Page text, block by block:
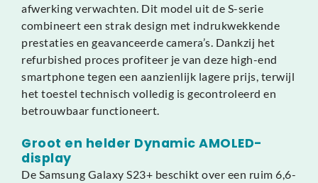
afwerking verwachten. Dit model uit de S-serie
combineert een strak design met indrukwekkende
prestaties en geavanceerde camera’s. Dankzij het
refurbished proces profiteer je van deze high-end
smartphone tegen een aanzienlijk lagere prijs, terwijl
het toestel technisch volledig is gecontroleerd en
betrouwbaar functioneert.
Groot en helder Dynamic AMOLED-
display
De Samsung Galaxy S23+ beschikt over een ruim 6,6-